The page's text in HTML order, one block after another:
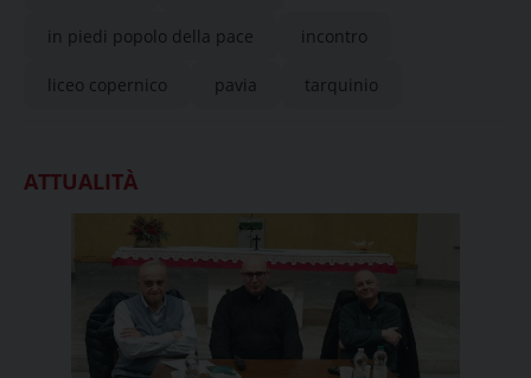
in piedi popolo della pace incontro
liceo copernico pavia tarquinio
ATTUALITÀ